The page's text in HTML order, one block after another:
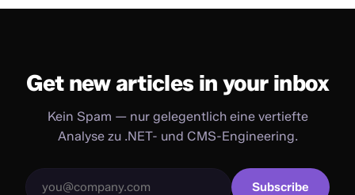
Get new articles in your inbox
Kein Spam — nur gelegentlich eine vertiefte
Analyse zu .NET- und CMS-Engineering.
Subscribe